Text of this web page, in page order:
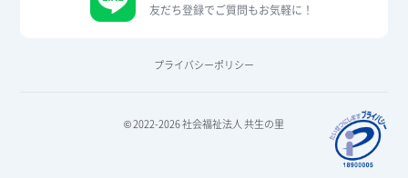
友だち登録でご質問もお気軽に！
プライバシーポリシー
© 2022-2026 社会福祉法人 共生の里